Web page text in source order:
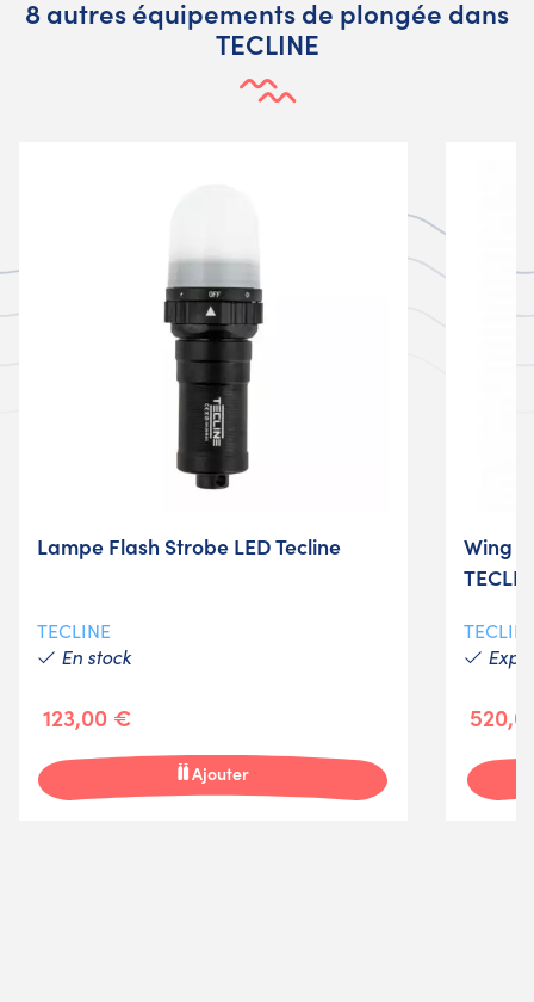
8 autres équipements de plongée dans
TECLINE
Lampe Flash Strobe LED Tecline
TECLINE
En stock
123,00 €
Ajouter
Wing